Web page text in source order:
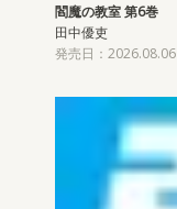
閻魔の教室 第6巻
田中優吏
発売日：2026.08.06